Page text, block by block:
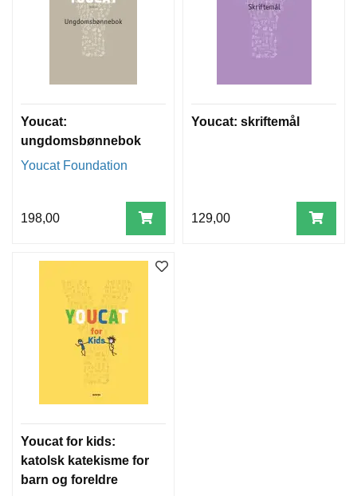
Youcat:
ungdomsbønnebok
Youcat Foundation
198,00
Youcat: skriftemål
129,00
Youcat for kids:
katolsk katekisme for
barn og foreldre